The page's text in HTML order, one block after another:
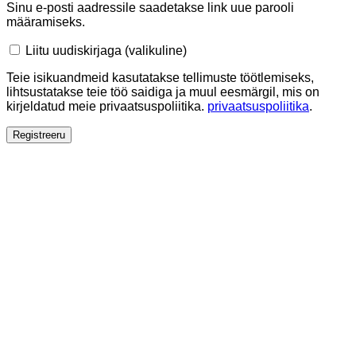
Sinu e-posti aadressile saadetakse link uue parooli
määramiseks.
Liitu uudiskirjaga (valikuline)
Teie isikuandmeid kasutatakse tellimuste töötlemiseks,
lihtsustatakse teie töö saidiga ja muul eesmärgil, mis on
kirjeldatud meie privaatsuspoliitika. privaatsuspoliitika.
Registreeru